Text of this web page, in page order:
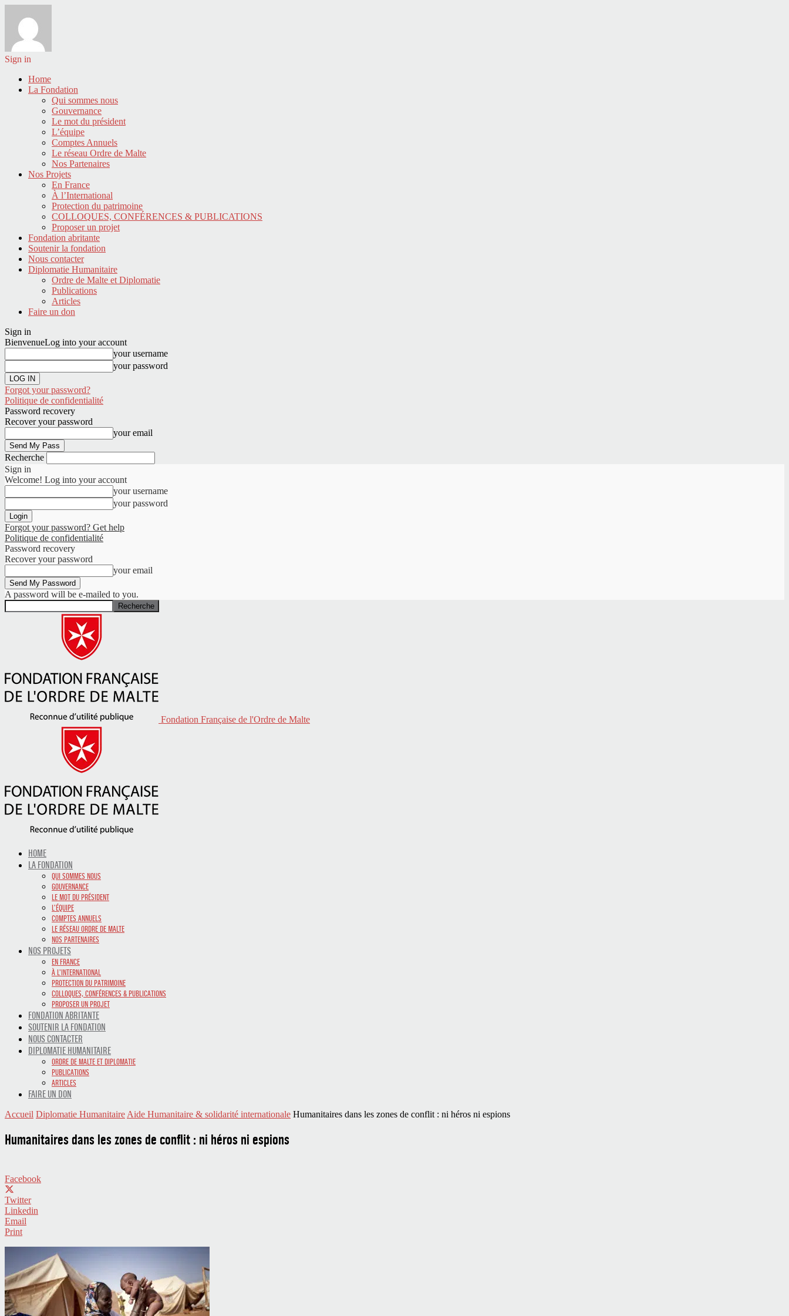
Sign in
Home
La Fondation
Qui sommes nous
Gouvernance
Le mot du président
L’équipe
Comptes Annuels
Le réseau Ordre de Malte
Nos Partenaires
Nos Projets
En France
À l’International
Protection du patrimoine
COLLOQUES, CONFÉRENCES & PUBLICATIONS
Proposer un projet
Fondation abritante
Soutenir la fondation
Nous contacter
Diplomatie Humanitaire
Ordre de Malte et Diplomatie
Publications
Articles
Faire un don
Sign in
BienvenueLog into your account
your username
your password
Forgot your password?
Politique de confidentialité
Password recovery
Recover your password
your email
Recherche
Sign in
Welcome! Log into your account
your username
your password
Forgot your password? Get help
Politique de confidentialité
Password recovery
Recover your password
your email
A password will be e-mailed to you.
Fondation Française de l'Ordre de Malte
HOME
LA FONDATION
QUI SOMMES NOUS
GOUVERNANCE
LE MOT DU PRÉSIDENT
L’ÉQUIPE
COMPTES ANNUELS
LE RÉSEAU ORDRE DE MALTE
NOS PARTENAIRES
NOS PROJETS
EN FRANCE
À L’INTERNATIONAL
PROTECTION DU PATRIMOINE
COLLOQUES, CONFÉRENCES & PUBLICATIONS
PROPOSER UN PROJET
FONDATION ABRITANTE
SOUTENIR LA FONDATION
NOUS CONTACTER
DIPLOMATIE HUMANITAIRE
ORDRE DE MALTE ET DIPLOMATIE
PUBLICATIONS
ARTICLES
FAIRE UN DON
Accueil Diplomatie Humanitaire Aide Humanitaire & solidarité internationale Humanitaires dans les zones de conflit : ni héros ni espions
Humanitaires dans les zones de conflit : ni héros ni espions
Facebook
Twitter
Linkedin
Email
Print